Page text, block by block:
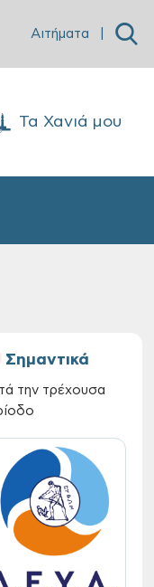
Αιτήματα
Τα Χανιά μου
Σημαντικά
την τρέχουσα